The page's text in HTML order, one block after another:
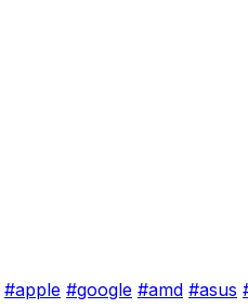
#apple #google #amd #asus